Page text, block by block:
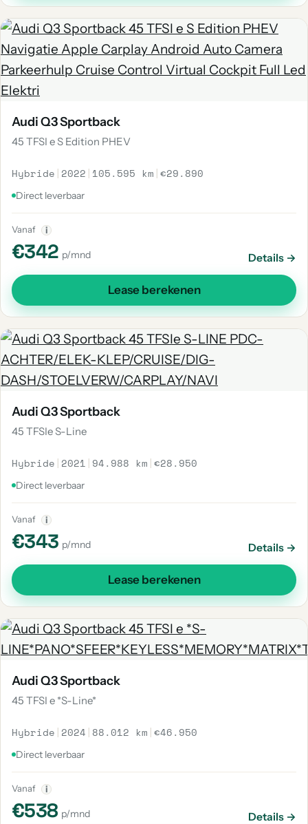
Audi Q3 Sportback
45 TFSI e S Edition PHEV
Hybride | 2022 | 105.595 km |€29.890
Direct leverbaar
Vanaf i
€342 p/mnd Details →
Lease berekenen
Audi Q3 Sportback
45 TFSIe S-Line
Hybride | 2021 | 94.988 km |€28.950
Direct leverbaar
Vanaf i
€343 p/mnd Details →
Lease berekenen
Audi Q3 Sportback
45 TFSI e *S-Line*
Hybride | 2024 | 88.012 km |€46.950
Direct leverbaar
Vanaf i
€538 p/mnd Details →